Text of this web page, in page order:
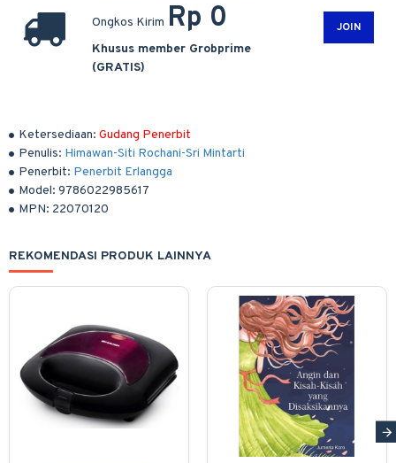
Ketersediaan: Gudang Penerbit
Penulis: Himawan-Siti Rochani-Sri Mintarti
Penerbit: Penerbit Erlangga
Model: 9786022985617
MPN: 22070120
Ongkos Kirim Rp 0
Khusus member Grobprime
(GRATIS)
JOIN
REKOMENDASI PRODUK LAINNYA